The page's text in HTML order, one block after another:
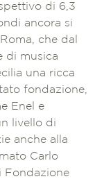
di 6,3
ancora si
che dal
di musica
una ricca
fondazione,
Enel e
livello di
anche alla
Carlo
Fondazione